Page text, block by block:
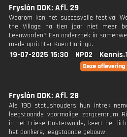
Fryslân DOK: Afl. 29
Waarom kon het succesvolle festival
the Village na tien jaar niet meer
Leeuwarden? Een onderzoek in
mede-oprichter Koen Haringa.
19-07-2025 15:30 NPO2
Fryslân DOK: Afl. 28
Als 190 statushouders hun intrek
leegstaande voormalige zorgcentrum
in het Friese Oosterwolde, keert het
het donkere, leegstaande gebouw.